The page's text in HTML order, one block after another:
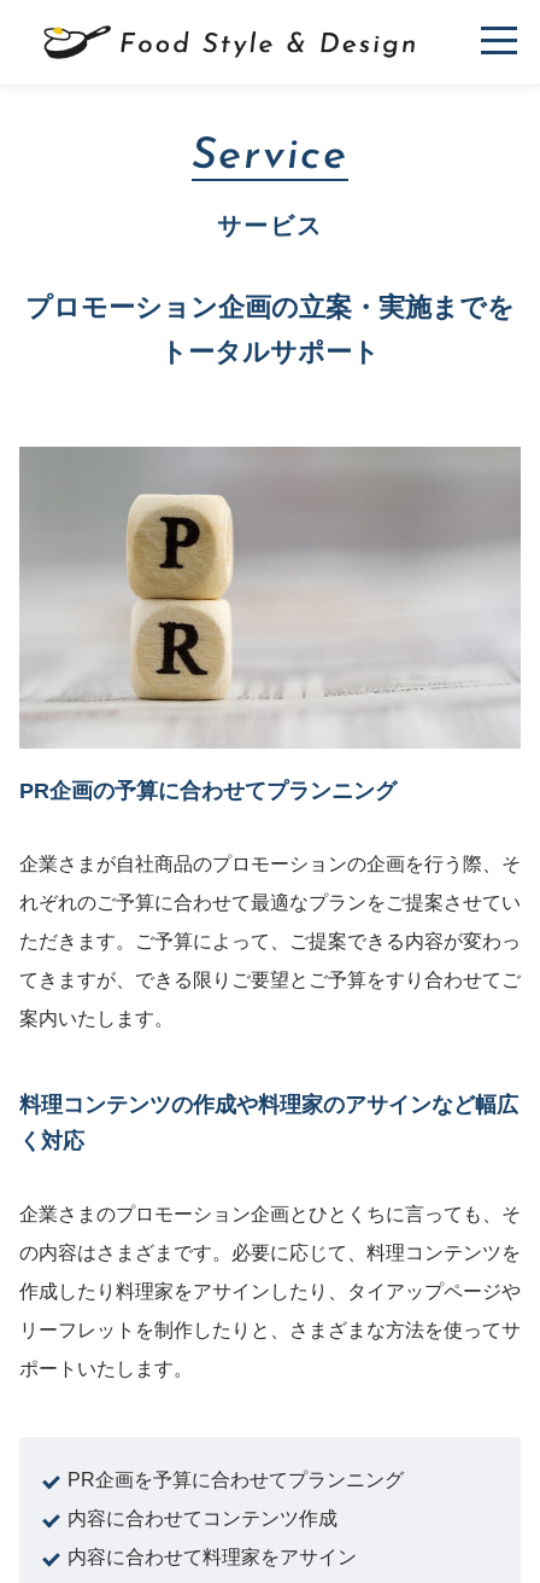
Service
サービス
プロモーション企画の立案・実施までを
トータルサポート
PR企画の予算に合わせてプランニング
企業さまが自社商品のプロモーションの企画を行う際、そ
れぞれのご予算に合わせて最適なプランをご提案させてい
ただきます。ご予算によって、ご提案できる内容が変わっ
てきますが、できる限りご要望とご予算をすり合わせてご
案内いたします。
料理コンテンツの作成や料理家のアサインなど幅広
く対応
企業さまのプロモーション企画とひとくちに言っても、そ
の内容はさまざまです。必要に応じて、料理コンテンツを
作成したり料理家をアサインしたり、タイアップページや
リーフレットを制作したりと、さまざまな方法を使ってサ
ポートいたします。
PR企画を予算に合わせてプランニング
内容に合わせてコンテンツ作成
内容に合わせて料理家をアサイン
NEWS
SERVICE